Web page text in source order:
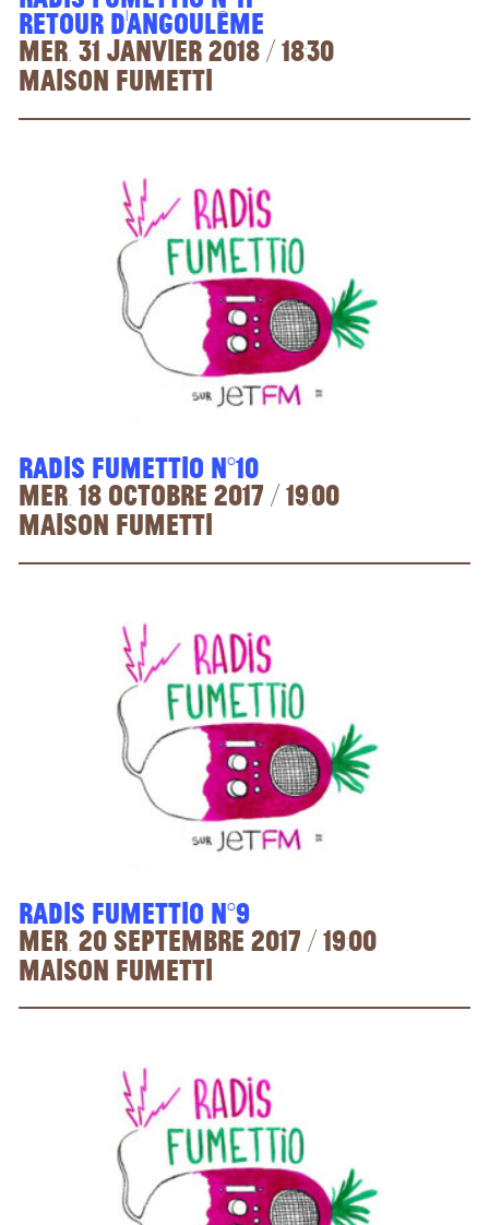
Retour d'Angoulême
Mer. 31 janvier 2018 / 18:30
Maison Fumetti
Radis Fumettio n°10
Mer. 18 octobre 2017 / 19:00
Maison Fumetti
Radis Fumettio n°9
Mer. 20 septembre 2017 / 19:00
Maison Fumetti